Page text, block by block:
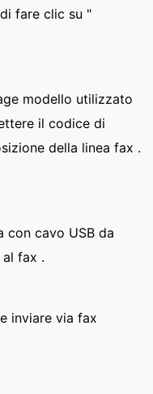
fare clic su "
modello utilizzato
il codice di
della linea fax .
con cavo USB da
fax .
inviare via fax